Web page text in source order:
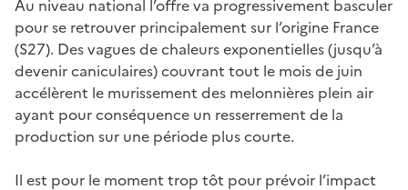
Au niveau national l’offre va progressivement basculer
pour se retrouver principalement sur l’origine France
(S27). Des vagues de chaleurs exponentielles (jusqu’à
devenir caniculaires) couvrant tout le mois de juin
accélèrent le murissement des melonnières plein air
ayant pour conséquence un resserrement de la
production sur une période plus courte.
Il est pour le moment trop tôt pour prévoir l’impact